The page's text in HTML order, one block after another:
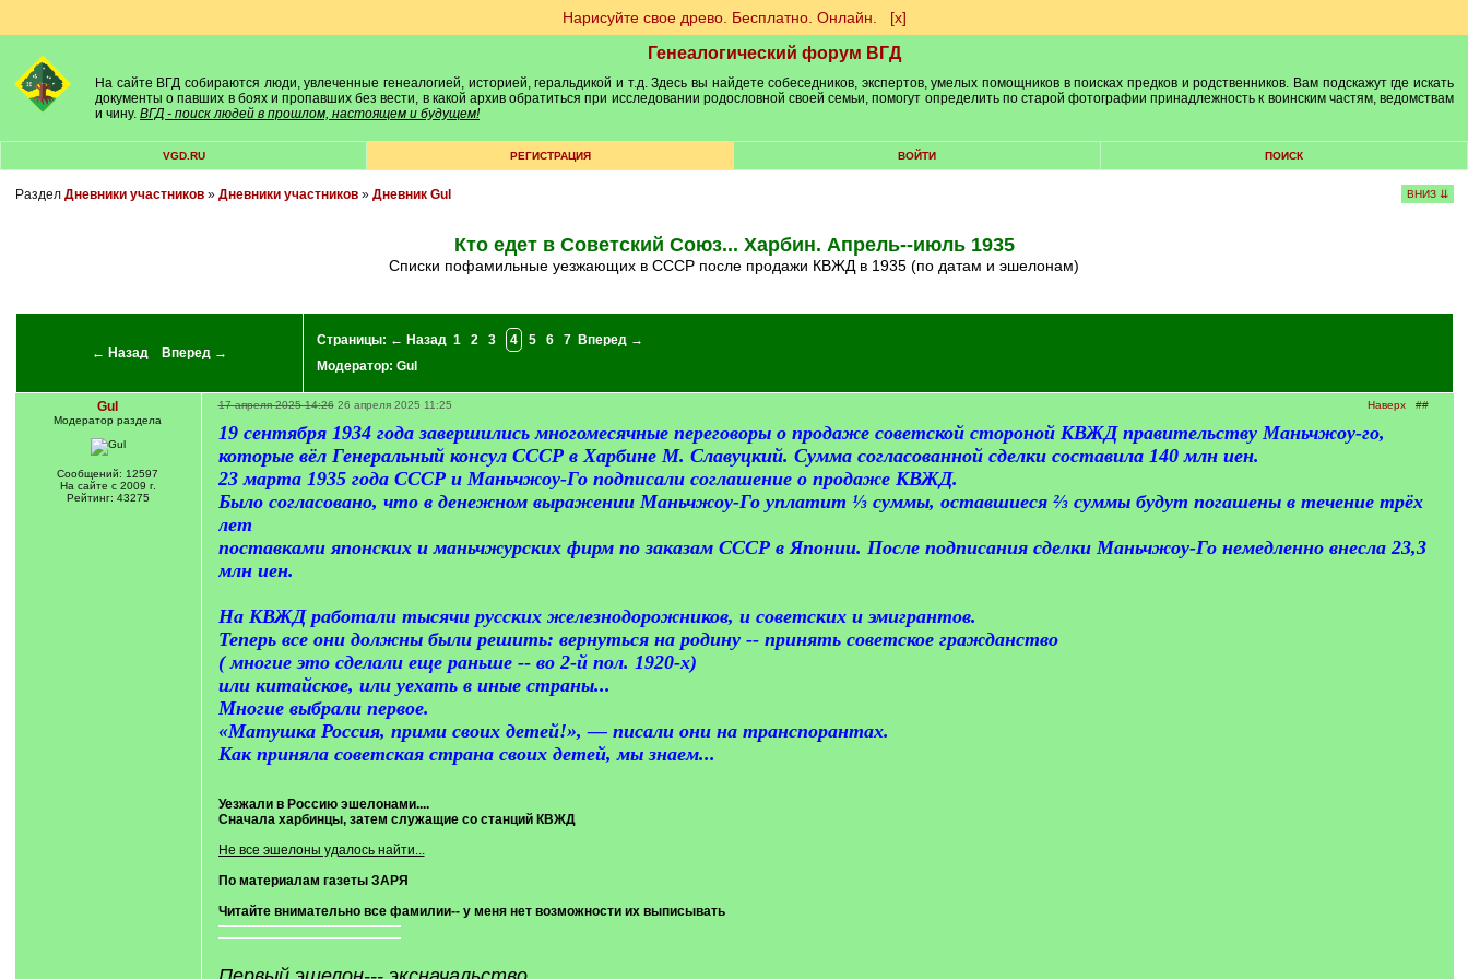
Нарисуйте свое древо. Бесплатно. Онлайн. [х]
Генеалогический форум ВГД
На сайте ВГД собираются люди, увлеченные генеалогией, историей, геральдикой и т.д. Здесь вы найдете собеседников, экспертов, умелых помощников в поисках предков и родственников. Вам подскажут где искать
документы о павших в боях и пропавших без вести, в какой архив обратиться при исследовании родословной своей семьи, помогут определить по старой фотографии принадлежность к воинским частям, ведомствам
и чину. ВГД - поиск людей в прошлом, настоящем и будущем!
VGD.RU РЕГИСТРАЦИЯ ВОЙТИ ПОИСК
Раздел Дневники участников» Дневники участников» Дневник Gul ВНИЗ ⇊
Кто едет в Советский Союз... Харбин. Апрель--июль 1935
Списки пофамильные уезжающих в СССР после продажи КВЖД в 1935 (по датам и эшелонам)
← Назад Вперед →
Страницы: ← Назад 1 2 3 4 5 6 7
Вперед →
Модератор: Gul
Gul
Модератор раздела
Сообщений: 12597
На сайте с 2009 г.
Рейтинг: 43275
Наверх ##
17 апреля 2025 14:26 26 апреля 2025 11:25
19 сентября 1934 года завершились многомесячные переговоры о продаже советской стороной КВЖД правительству Маньчжоу-го,
которые вёл Генеральный консул СССР в Харбине М. Славуцкий. Сумма согласованной сделки составила 140 млн иен.
23 марта 1935 года СССР и Маньчжоу-Го подписали соглашение о продаже КВЖД.
Было согласовано, что в денежном выражении Маньчжоу-Го уплатит ⅓ суммы, оставшиеся ⅔ суммы будут погашены в течение трёх
лет
поставками японских и маньчжурских фирм по заказам СССР в Японии. После подписания сделки Маньчжоу-Го немедленно внесла 23,3
млн иен.
На КВЖД работали тысячи русских железнодорожников, и советских и эмигрантов.
Теперь все они должны были решить: вернуться на родину -- принять советское гражданство
( многие это сделали еще раньше -- во 2-й пол. 1920-х)
или китайское, или уехать в иные страны...
Многие выбрали первое.
«Матушка Россия, прими своих детей!», — писали они на транспорантах.
Как приняла советская страна своих детей, мы знаем...
Уезжали в Россию эшелонами....
Сначала харбинцы, затем служащие со станций КВЖД
Не все эшелоны удалось найти...
По материалам газеты ЗАРЯ
Читайте внимательно все фамилии-- у меня нет возможности их выписывать